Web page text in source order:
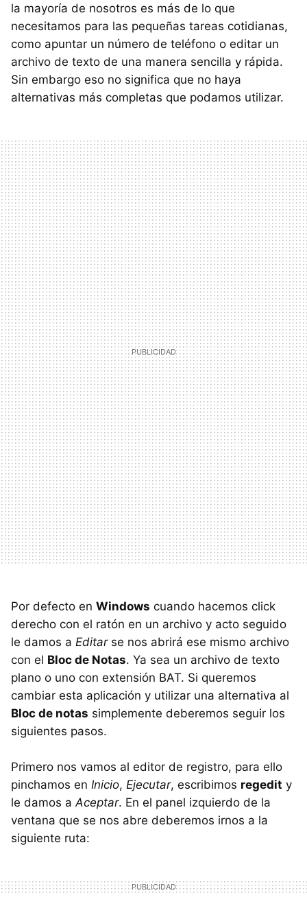
la mayoría de nosotros es más de lo que
necesitamos para las pequeñas tareas cotidianas,
como apuntar un número de teléfono o editar un
archivo de texto de una manera sencilla y rápida.
Sin embargo eso no significa que no haya
alternativas más completas que podamos utilizar.
Por defecto en Windows cuando hacemos click
derecho con el ratón en un archivo y acto seguido
le damos a Editarse nos abrirá ese mismo archivo
con el Bloc de Notas. Ya sea un archivo de texto
plano o uno con extensión BAT. Si queremos
cambiar esta aplicación y utilizar una alternativa al
Bloc de notas simplemente deberemos seguir los
siguientes pasos.
Primero nos vamos al editor de registro, para ello
pinchamos en Inicio, Ejecutar, escribimos regedit y
le damos a Aceptar. En el panel izquierdo de la
ventana que se nos abre deberemos irnos a la
siguiente ruta: